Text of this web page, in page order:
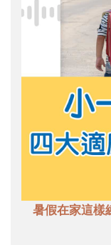
暑假在家這樣